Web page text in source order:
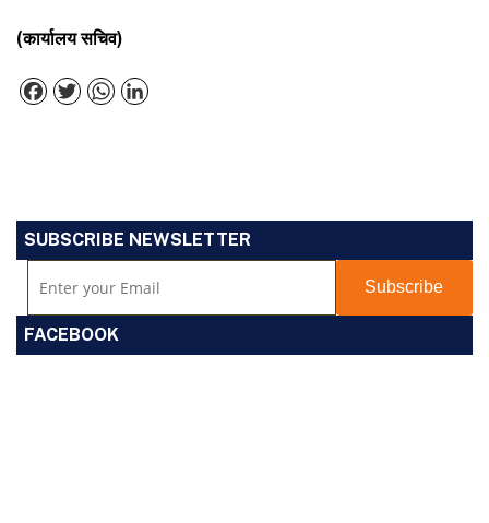
(कार्यालय सचिव)
Facebook
TwitterWhatsApp
SUBSCRIBE NEWSLETTER
FACEBOOK